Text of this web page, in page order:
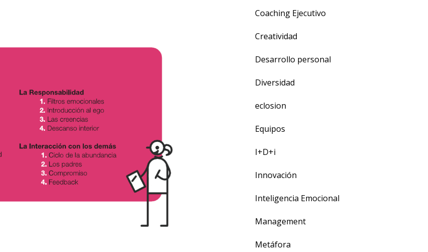
Coaching Ejecutivo
Creatividad
Desarrollo personal
Diversidad
eclosion
Equipos
I+D+i
Innovación
Inteligencia Emocional
Management
Metáfora